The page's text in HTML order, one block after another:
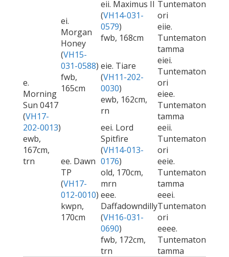
e.
Morning
Sun 0417
(VH17-
202-0013)
ewb,
167cm,
trn
ei.
Morgan
Honey
(VH15-
031-0588)
fwb,
165cm
eii. Maximus II
(VH14-031-
0579)
fwb, 168cm
Tuntematon
ori
eiie.
Tuntematon
tamma
eie. Tiare
(VH11-202-
0030)
ewb, 162cm,
rn
eiei.
Tuntematon
ori
eiee.
Tuntematon
tamma
ee. Dawn
TP
(VH17-
012-0010)
kwpn,
170cm
eei. Lord
Spitfire
(VH14-013-
0176)
old, 170cm,
mrn
eeii.
Tuntematon
ori
eeie.
Tuntematon
tamma
eee.
Daffadowndilly
(VH16-031-
0690)
fwb, 172cm,
trn
eeei.
Tuntematon
ori
eeee.
Tuntematon
tamma